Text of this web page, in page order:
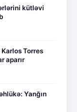
kütləvi
Torres
aparır
Yanğın